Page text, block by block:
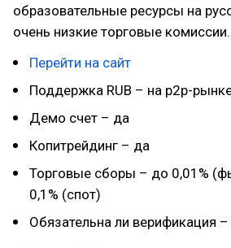
образовательные ресурсы на
очень низкие торговые комиссии.
Перейти на сайт
Поддержка RUB – на p2p-
Демо счет – да
Копитрейдинг – да
Торговые сборы – до 0,01%
0,1% (спот)
Обязательна ли верификация –